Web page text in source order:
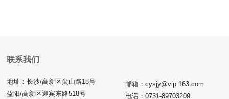
联系我们
地址：长沙/高新区尖山路18号
益阳/高新区迎宾东路518号
邮箱：cysjy@vip.163.com
电话：0731-89703209